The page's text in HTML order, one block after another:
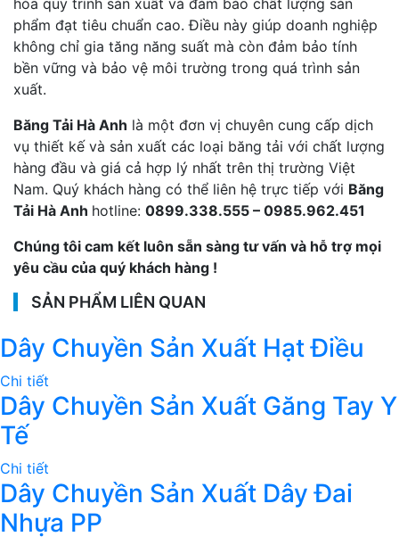
phẩm đạt tiêu chuẩn cao. Điều này giúp doanh nghiệp
không chỉ gia tăng năng suất mà còn đảm bảo tính
bền vững và bảo vệ môi trường trong quá trình sản
xuất.
Băng Tải Hà Anh là một đơn vị chuyên cung cấp dịch
vụ thiết kế và sản xuất các loại băng tải với chất lượng
hàng đầu và giá cả hợp lý nhất trên thị trường Việt
Nam. Quý khách hàng có thể liên hệ trực tiếp với Băng
Tải Hà Anh hotline: 0899.338.555 – 0985.962.451
Chúng tôi cam kết luôn sẵn sàng tư vấn và hỗ trợ mọi
yêu cầu của quý khách hàng !
SẢN PHẨM LIÊN QUAN
Dây Chuyền Sản Xuất Hạt Điều
Chi tiết
Dây Chuyền Sản Xuất Găng Tay Y
Tế
Chi tiết
Dây Chuyền Sản Xuất Dây Đai
Nhựa PP